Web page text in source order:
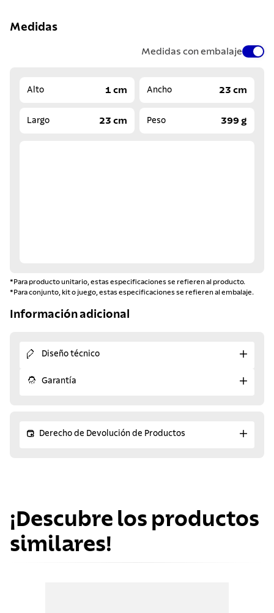
Medidas
Medidas con embalaje
Alto 1 cm Ancho 23 cm
Largo 23 cm Peso 399 g
*Para producto unitario, estas especificaciones se refieren al producto.
*Para conjunto, kit o juego, estas especificaciones se refieren al embalaje.
Información adicional
Diseño técnico
Garantía
Derecho de Devolución de Productos
¡Descubre los productos
similares!